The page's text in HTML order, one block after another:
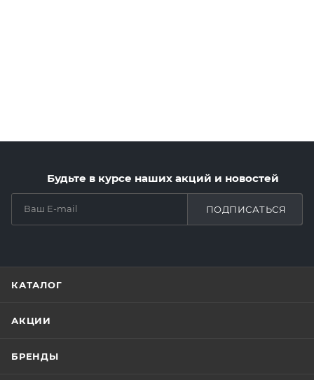
Будьте в курсе наших акций и новостей
ПОДПИСАТЬСЯ
КАТАЛОГ
АКЦИИ
БРЕНДЫ